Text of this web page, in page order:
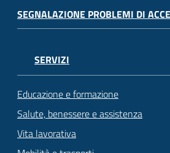
SEGNALAZIONE PROBLEMI DI
SERVIZI
Educazione e formazione
Salute, benessere e assistenza
Vita lavorativa